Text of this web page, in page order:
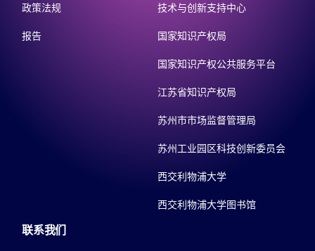
政策法规
报告
技术与创新支持中心
国家知识产权局
国家知识产权公共服务平台
江苏省知识产权局
苏州市市场监督管理局
苏州工业园区科技创新委员会
西交利物浦大学
西交利物浦大学图书馆
联系我们